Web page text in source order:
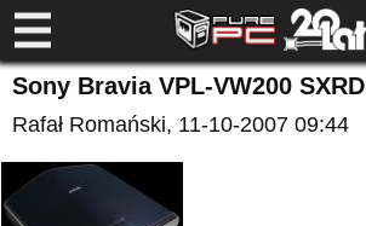
Sony Bravia VPL-VW200 SXRD
Rafał Romański, 11-10-2007 09:44